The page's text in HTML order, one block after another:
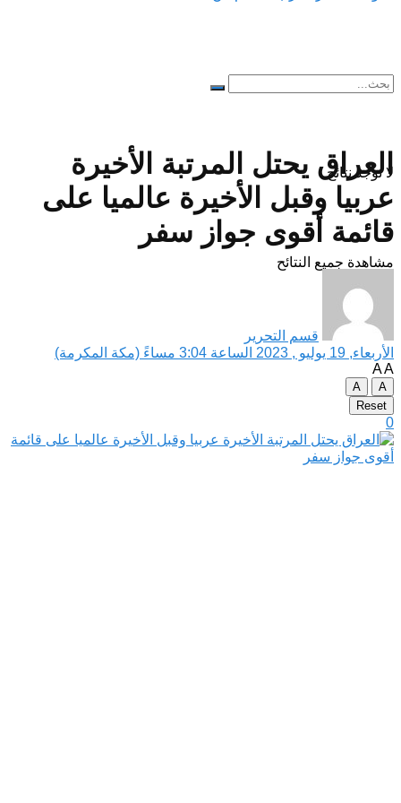
لا توجد نتائج
مشاهدة جميع النتائح
العراق يحتل المرتبة الأخيرة
عربيا وقبل الأخيرة عالميا على
قائمة أقوى جواز سفر
قسم التحرير
الأربعاء, 19 يوليو , 2023 الساعة 3:04 مساءً (مكة المكرمة)
AA
A
A
Reset
0